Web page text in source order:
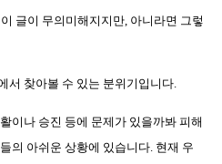
글이 무의미해지지만 아니라면 그렇
서 찾아볼 수 있는 분위기입니다.
이나 승진 등에 문제가 있을까봐 피해
의 아쉬운 상황에 있습니다 현재 우